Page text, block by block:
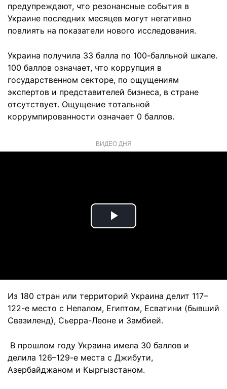
предупреждают, что резонансные события в
Украине последних месяцев могут негативно
повлиять на показатели нового исследования.
Украина получила 33 балла по 100-балльной шкале.
100 баллов означает, что коррупция в
государственном секторе, по ощущениям
экспертов и представителей бизнеса, в стране
отсутствует. Ощущение тотальной
коррумпированности означает 0 баллов.
ВИДЕО ДНЯ
Play
Из 180 стран или территорий Украина делит 117–
122-е место с Непалом, Египтом, Есватини (бывший
Свазиленд), Сьерра-Леоне и Замбией.
В прошлом году Украина имела 30 баллов и
делила 126–129-е места с Джибути,
Азербайджаном и Кыргызстаном.